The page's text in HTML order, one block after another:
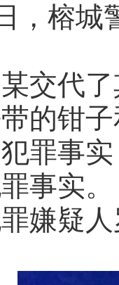
，榕城
交代
的钳
罪事
事实。
嫌疑